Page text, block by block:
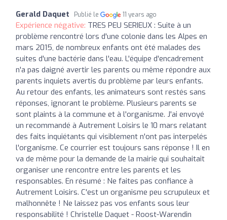
Gerald Daquet Publié le 11 years ago
Expérience négative: TRES PEU SERIEUX : Suite à un
problème rencontré lors d'une colonie dans les Alpes en
mars 2015, de nombreux enfants ont été malades des
suites d'une bactérie dans l'eau. L'équipe d'encadrement
n'a pas daigné avertir les parents ou même répondre aux
parents inquiets avertis du problème par leurs enfants.
Au retour des enfants, les animateurs sont restés sans
réponses, ignorant le problème. Plusieurs parents se
sont plaints à la commune et à l'organisme. J'ai envoyé
un recommandé à Autrement Loisirs le 10 mars relatant
des faits inquiétants qui visiblement n'ont pas interpelés
l'organisme. Ce courrier est toujours sans réponse ! Il en
va de même pour la demande de la mairie qui souhaitait
organiser une rencontre entre les parents et les
responsables. En résumé : Ne faites pas confiance à
Autrement Loisirs. C'est un organisme peu scrupuleux et
malhonnête ! Ne laissez pas vos enfants sous leur
responsabilité ! Christelle Daquet - Roost-Warendin